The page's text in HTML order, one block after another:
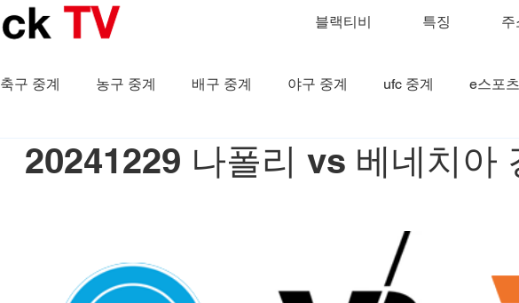
블랙티비 특징 주
축구 중계 농구 중계 배구 중계 야구 중계 ufc 중계 e스포
20241229 나폴리 vs 베네치아